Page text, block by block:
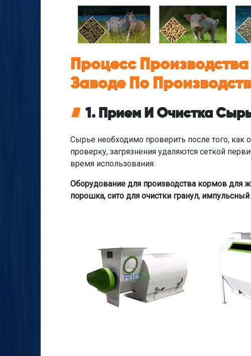
Процесс
Заводе По
1. Прием И Очистка
Сырье необходимо проверить после того,
проверку, загрязнения удаляются сеткой
время использования.
Оборудование для производства кормов для
порошка, сито для очистки гранул,